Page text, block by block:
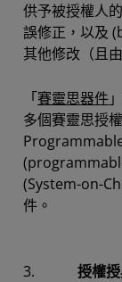
供予被授權人
誤修正，以及
其他修改（且
「賽靈思器件
多個賽靈思授
(System-on-
件。
3. 授權